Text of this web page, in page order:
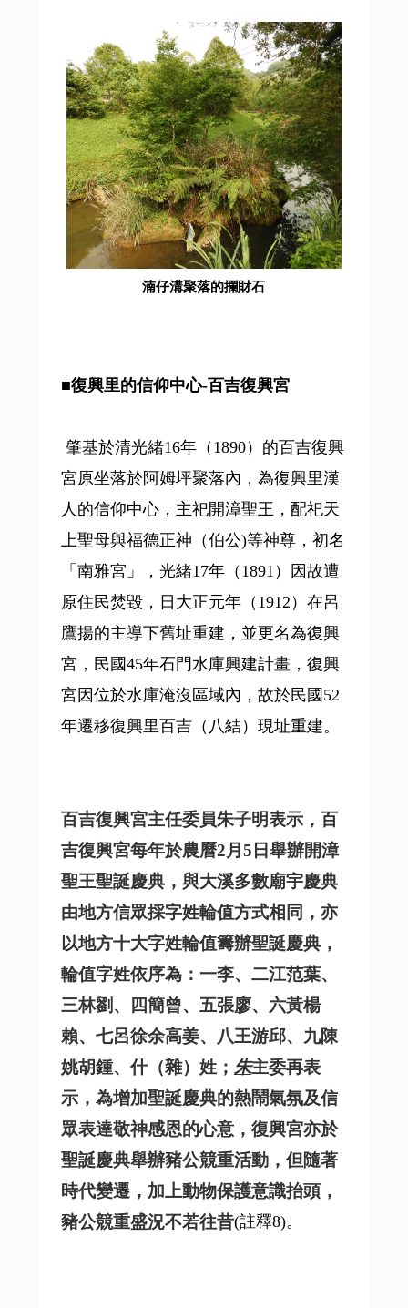
湳仔溝聚落的攔財石
■復興里的信仰中心-百吉復興宮
肇基於清光緒16年（1890）的百吉復興
宮原坐落於阿姆坪聚落內，為復興里漢
人的信仰中心，主祀開漳聖王，配祀天
上聖母與福德正神（伯公)等神尊，初名
「南雅宮」，光緒17年（1891）因故遭
原住民焚毀，日大正元年（1912）在呂
鷹揚的主導下舊址重建，並更名為復興
宮，民國45年石門水庫興建計畫，復興
宮因位於水庫淹沒區域內，故於民國52
年遷移復興里百吉（八結）現址重建。
百吉復興宮主任委員朱子明表示，百
吉復興宮每年於農曆2月5日舉辦開漳
聖王聖誕慶典，與大溪多數廟宇慶典
由地方信眾採字姓輪值方式相同，亦
以地方十大字姓輪值籌辦聖誕慶典，
輪值字姓依序為：一李、二江范葉、
三林劉、四簡曾、五張廖、六黃楊
賴、七呂徐余高姜、八王游邱、九陳
姚胡鍾、什（雜）姓； 朱主委再表
示，為增加聖誕慶典的熱鬧氣氛及信
眾表達敬神感恩的心意，復興宮亦於
聖誕慶典舉辦豬公競重活動，但隨著
時代變遷，加上動物保護意識抬頭，
豬公競重盛況不若往昔(註釋8)。